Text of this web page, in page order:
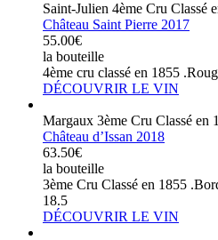
Saint-Julien 4ème Cru Classé
Château Saint Pierre 2017
55.00€
la bouteille
4ème cru classé en 1855
DÉCOUVRIR LE VIN
Margaux 3ème Cru Classé en
Château d’Issan 2018
63.50€
la bouteille
3ème Cru Classé en 1855
18.5
DÉCOUVRIR LE VIN